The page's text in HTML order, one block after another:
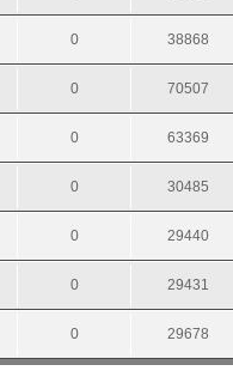
0 38868
0 70507
0 63369
0 30485
0 29440
0 29431
0 29678